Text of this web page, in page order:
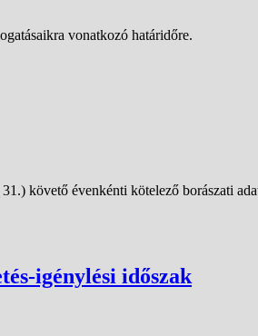
vonatkozó határidőre.
követő évenkénti kötelező borászati
igénylési időszak